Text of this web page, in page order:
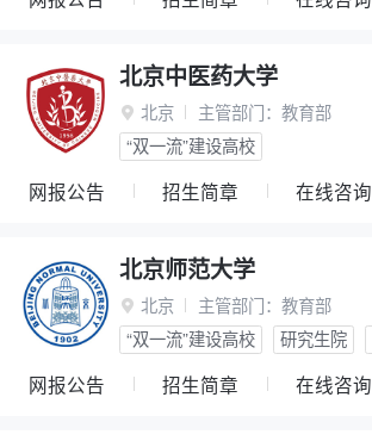
北京中医药大学
 北京 主管部门： 教育部
“双一流”建设高校
网报公告 招生简章 在线咨询
北京师范大学
 北京 主管部门： 教育部
“双一流”建设高校
研究生院
网报公告 招生简章 在线咨询